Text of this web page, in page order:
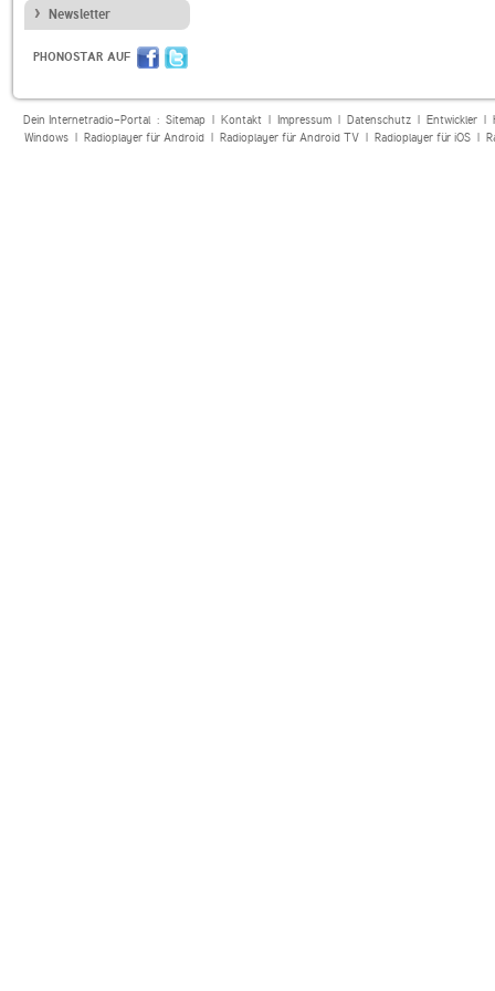
Newsletter
PHONOSTAR AUF
Dein Internetradio-Portal : Sitemap| Kontakt| Impressum| Datenschutz| Entwickler|
Windows| Radioplayer für Android| Radioplayer für Android TV| Radioplayer für iOS|